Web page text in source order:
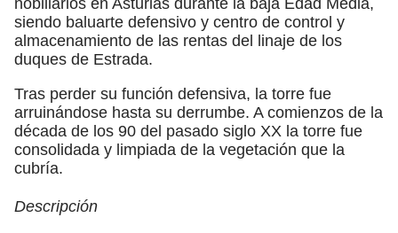
siendo baluarte defensivo y centro de control y
almacenamiento de las rentas del linaje de los
duques de Estrada.
Tras perder su función defensiva, la torre fue
arruinándose hasta su derrumbe. A comienzos de la
década de los 90 del pasado siglo XX la torre fue
consolidada y limpiada de la vegetación que la
cubría.
Descripción